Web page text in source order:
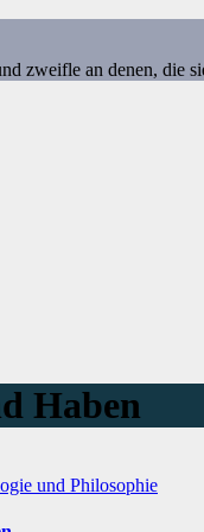
zweifle an denen, die
Haben
und Philosophie